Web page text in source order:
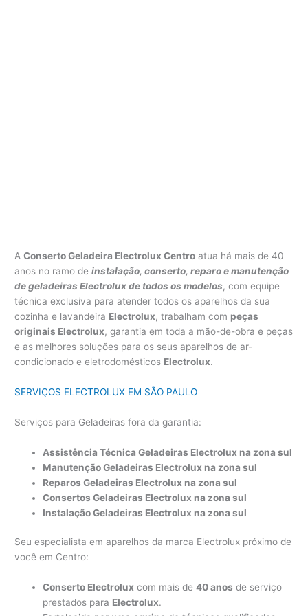
AConserto Geladeira Electrolux Centro atua há mais de 40
anos no ramo deinstalação, conserto, reparo e manutenção
de geladeiras Electrolux de todos os modelos, com equipe
técnica exclusiva para atender todos os aparelhos da sua
cozinha e lavandeira Electrolux, trabalham com peças
originais Electrolux, garantia em toda a mão-de-obra e peças
e as melhores soluções para os seus aparelhos de ar-
condicionado e eletrodomésticos Electrolux.
SERVIÇOS ELECTROLUX EM SÃO PAULO
Serviços para Geladeiras fora da garantia:
Assistência Técnica Geladeiras Electrolux na zona sul
Manutenção Geladeiras Electrolux na zona sul
Reparos Geladeiras Electrolux na zona sul
Consertos Geladeiras Electrolux na zona sul
Instalação Geladeiras Electrolux na zona sul
Seu especialista em aparelhos da marca Electrolux próximo de
você em Centro:
Conserto Electrolux com mais de40 anos de serviço
prestados para Electrolux.